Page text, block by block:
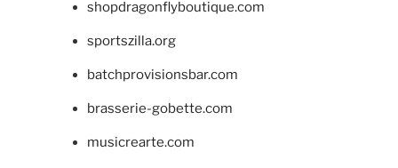
shopdragonflyboutique.com
sportszilla.org
batchprovisionsbar.com
brasserie-gobette.com
musicrearte.com